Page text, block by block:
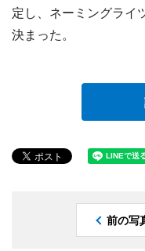
定し、ネーミングライ
決まった。
前の写